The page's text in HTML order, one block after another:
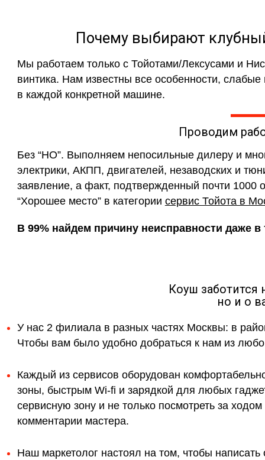
Почему выбирают
Мы работаем только с Тойотами/Лексусами и
винтика. Нам известны все особенности,
в каждой конкретной машине.
Проводим
Без “НО”. Выполняем непосильные дилеру и
электрики, АКПП, двигателей, незаводских и
заявление, а факт, подтвержденный почти 1000
“Хорошее место” в категории сервис Тойота в
В 99% найдем причину неисправности даже в
Коуш заботится
но и о
У нас 2 филиала в разных частях Москвы: в
Чтобы вам было удобно добраться к нам из
Каждый из сервисов оборудован
зоны, быстрым Wi-fi и зарядкой для любых
сервисную зону и не только посмотреть за
комментарии мастера.
Наш маркетолог настоял на том, чтобы